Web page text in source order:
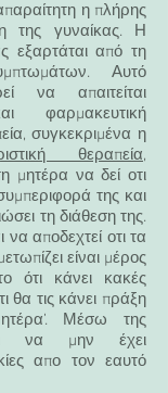
η πλήρης
της γυναίκας. Η
εξαρτάται από τη
Αυτό
να απαιτείται
φαρμακευτική
συγκεκριμένα η
θεραπεία,
μητέρα να δεί οτι
της και
τη διάθεση της.
αποδεχτεί οτι τα
είναι μέρος
ότι κάνει κακές
θα τις κάνει πράξη
Μέσω της
να μην έχει
απο τον εαυτό